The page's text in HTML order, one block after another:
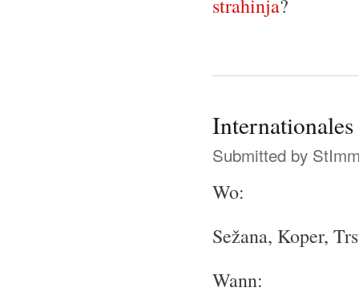
strahinja?
Submitted by
Wo:
Sežana, Koper,
Wann: